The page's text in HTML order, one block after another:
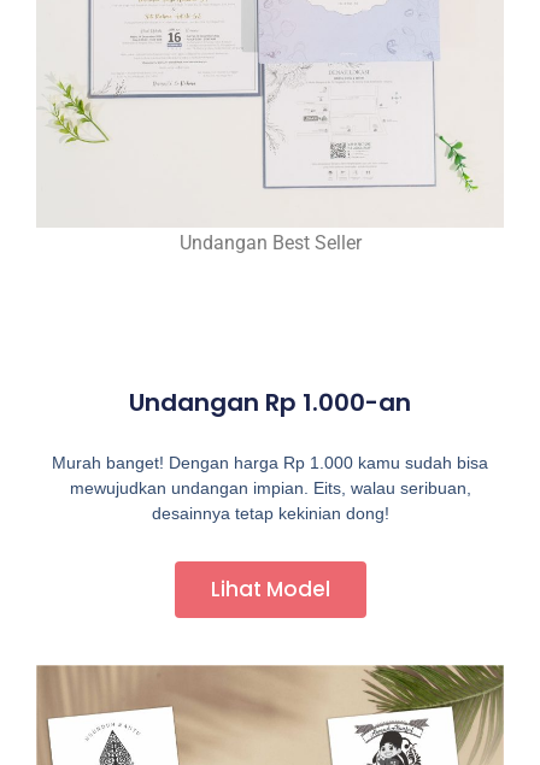
Undangan Best Seller
Undangan Rp 1.000-an
Murah banget! Dengan harga Rp 1.000 kamu sudah bisa
mewujudkan undangan impian. Eits, walau seribuan,
desainnya tetap kekinian dong!
Lihat Model